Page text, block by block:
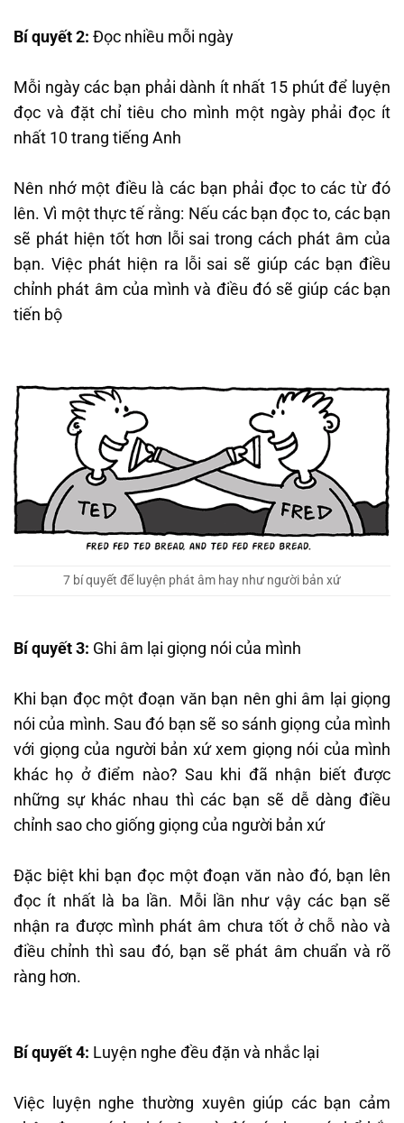
Bí quyết 2: Đọc nhiều mỗi ngày
Mỗi ngày các bạn phải dành ít nhất 15 phút để luyện
đọc và đặt chỉ tiêu cho mình một ngày phải đọc ít
nhất 10 trang tiếng Anh
Nên nhớ một điều là các bạn phải đọc to các từ đó
lên. Vì một thực tế rằng: Nếu các bạn đọc to, các bạn
sẽ phát hiện tốt hơn lỗi sai trong cách phát âm của
bạn. Việc phát hiện ra lỗi sai sẽ giúp các bạn điều
chỉnh phát âm của mình và điều đó sẽ giúp các bạn
tiến bộ
7 bí quyết để luyện phát âm hay như người bản xứ
Bí quyết 3: Ghi âm lại giọng nói của mình
Khi bạn đọc một đoạn văn bạn nên ghi âm lại giọng
nói của mình. Sau đó bạn sẽ so sánh giọng của mình
với giọng của người bản xứ xem giọng nói của mình
khác họ ở điểm nào? Sau khi đã nhận biết được
những sự khác nhau thì các bạn sẽ dễ dàng điều
chỉnh sao cho giống giọng của người bản xứ
Đặc biệt khi bạn đọc một đoạn văn nào đó, bạn lên
đọc ít nhất là ba lần. Mỗi lần như vậy các bạn sẽ
nhận ra được mình phát âm chưa tốt ở chỗ nào và
điều chỉnh thì sau đó, bạn sẽ phát âm chuẩn và rõ
ràng hơn.
Bí quyết 4: Luyện nghe đều đặn và nhắc lại
Việc luyện nghe thường xuyên giúp các bạn cảm